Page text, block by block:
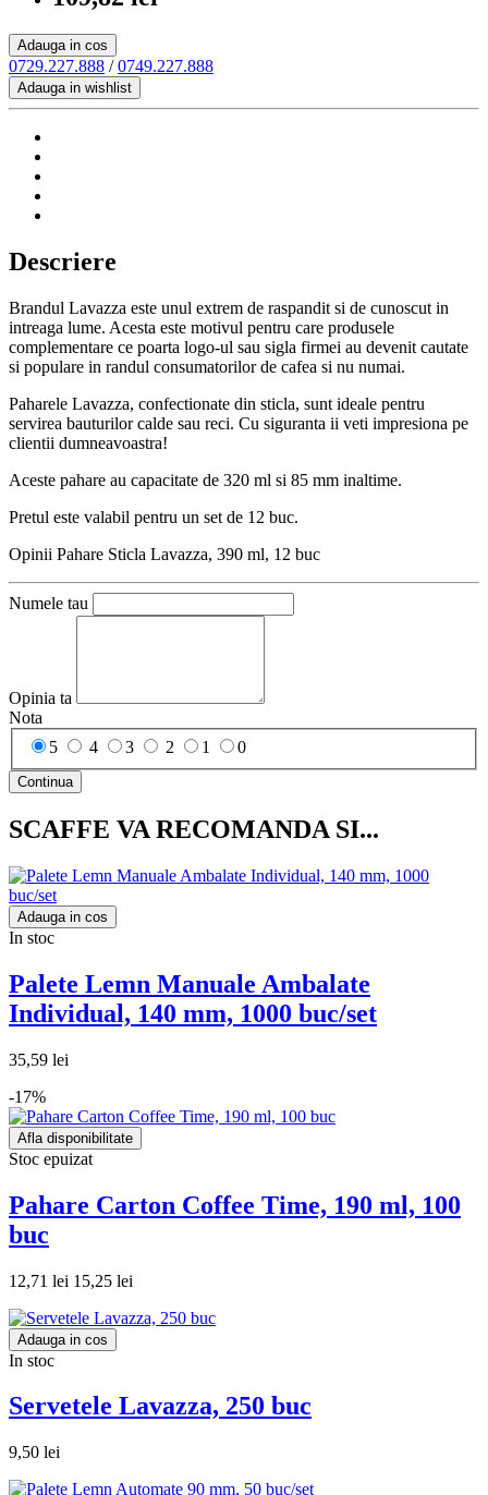
Adauga in cos
0729.227.888 /0749.227.888
Adauga in wishlist
Descriere
Brandul Lavazza este unul extrem de raspandit si de cunoscut in
intreaga lume. Acesta este motivul pentru care produsele
complementare ce poarta logo-ul sau sigla firmei au devenit cautate
si populare in randul consumatorilor de cafea si nu numai.
Paharele Lavazza, confectionate din sticla, sunt ideale pentru
servirea bauturilor calde sau reci. Cu siguranta ii veti impresiona pe
clientii dumneavoastra!
Aceste pahare au capacitate de 320 ml si 85 mm inaltime.
Pretul este valabil pentru un set de 12 buc.
Opinii Pahare Sticla Lavazza, 390 ml, 12 buc
Numele tau
Opinia ta
Nota
5
4 3 2 1 0
Continua
SCAFFE VA RECOMANDA SI...
Adauga in cos
In stoc
Palete Lemn Manuale Ambalate
Individual, 140 mm, 1000 buc/set
35,59 lei
-17%
Afla disponibilitate
Stoc epuizat
Pahare Carton Coffee Time, 190 ml, 100
buc
12,71 lei 15,25 lei
Adauga in cos
In stoc
Servetele Lavazza, 250 buc
9,50 lei